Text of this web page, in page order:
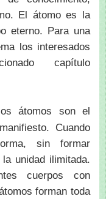
El átomo es la
eterno. Para una
los interesados
capítulo
átomos son el
Cuando
sin formar
unidad ilimitada.
cuerpos con
forman toda